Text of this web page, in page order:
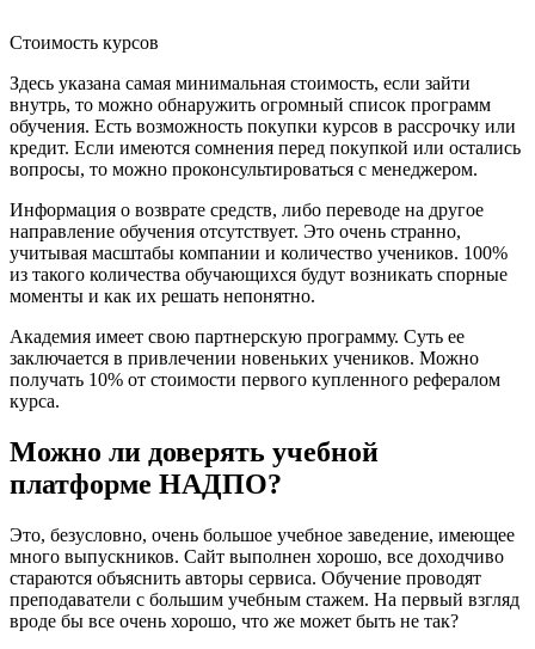
Стоимость курсов
Здесь указана самая минимальная стоимость, если зайти
внутрь, то можно обнаружить огромный список программ
обучения. Есть возможность покупки курсов в рассрочку или
кредит. Если имеются сомнения перед покупкой или остались
вопросы, то можно проконсультироваться с менеджером.
Информация о возврате средств, либо переводе на другое
направление обучения отсутствует. Это очень странно,
учитывая масштабы компании и количество учеников. 100%
из такого количества обучающихся будут возникать спорные
моменты и как их решать непонятно.
Академия имеет свою партнерскую программу. Суть ее
заключается в привлечении новеньких учеников. Можно
получать 10% от стоимости первого купленного рефералом
курса.
Можно ли доверять учебной
платформе НАДПО?
Это, безусловно, очень большое учебное заведение, имеющее
много выпускников. Сайт выполнен хорошо, все доходчиво
стараются объяснить авторы сервиса. Обучение проводят
преподаватели с большим учебным стажем. На первый взгляд
вроде бы все очень хорошо, что же может быть не так?